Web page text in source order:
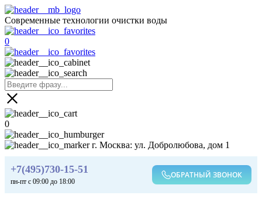
Современные технологии очистки воды
0
0
г. Москва: ул. Добролюбова, дом 1
+7(495)730-15-51
пн-пт с 09:00 до 18:00
ОБРАТНЫЙ ЗВОНОК